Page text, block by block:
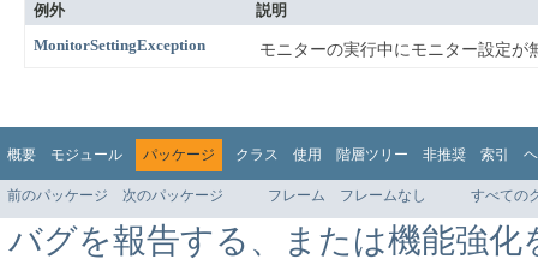
例外
説明
MonitorSettingException
モニターの実行中にモニター設定
概要 モジュール パッケージ クラス 使用 階層ツリー 非推奨 索引
前のパッケージ 次のパッケージ フレーム フレームなし すべての
バグを報告する、または機能強化